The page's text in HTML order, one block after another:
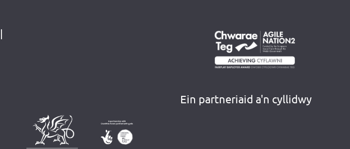
|
Ein partneriaid a'n cyllidwy